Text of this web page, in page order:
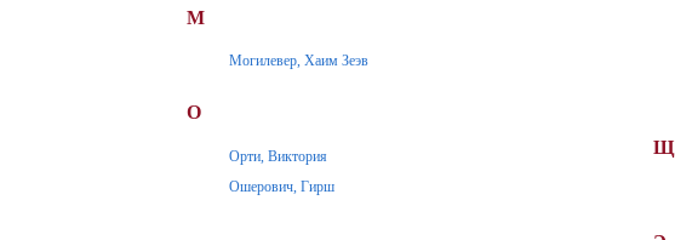
М
Могилевер, Хаим Зеэв
О
Орти, Виктория
Ошерович, Гирш
Щ